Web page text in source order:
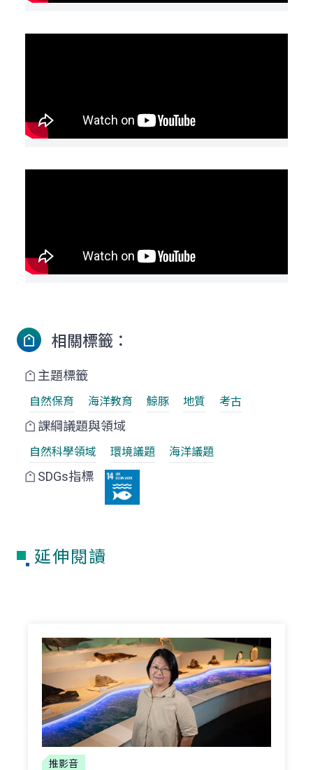
相關標籤：
主題標籤
自然保育 海洋教育 鯨豚 地質 考古
課綱議題與領域
自然科學領域 環境議題 海洋議題
SDGs指標
延伸閱讀
推影音